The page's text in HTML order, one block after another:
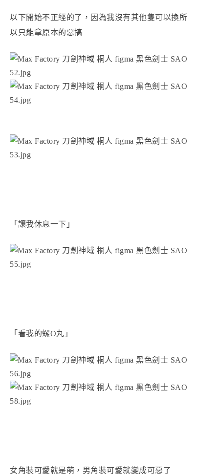
以下開始不正經的了，因為我沒有其他隻可以換所
以只能拿原本的惡搞
「讓我休息一下」
「看我的螺O丸」
女角裝可愛就是萌，男角裝可愛就變成可惡了